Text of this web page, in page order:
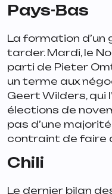
Pays-Bas
La formation
tarder. Mardi, le
parti de Pieter
un terme aux
Geert Wilders, qui
élections de
pas d’une
contraint de faire
Chili
Le dernier bilan